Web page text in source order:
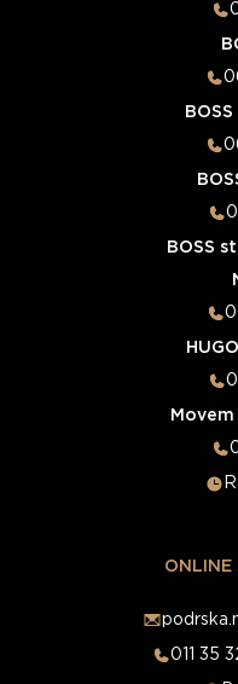
BOSS
ONLINE
011 35